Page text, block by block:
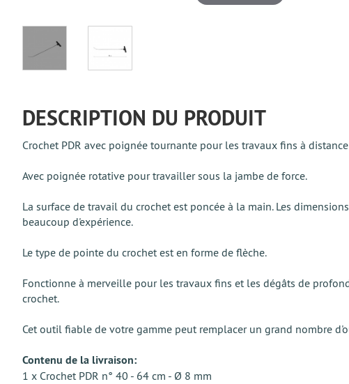
DESCRIPTION DU PRODUIT
Crochet PDR avec poignée tournante pour les travaux fins à
Avec poignée rotative pour travailler sous la jambe de force.
La surface de travail du crochet est poncée à la main. Les
beaucoup d'expérience.
Le type de pointe du crochet est en forme de flèche.
Fonctionne à merveille pour les travaux fins et les dégâts de
crochet.
Cet outil fiable de votre gamme peut remplacer un grand nombre
Contenu de la livraison:
1 x Crochet PDR n° 40 - 64 cm - Ø 8 mm